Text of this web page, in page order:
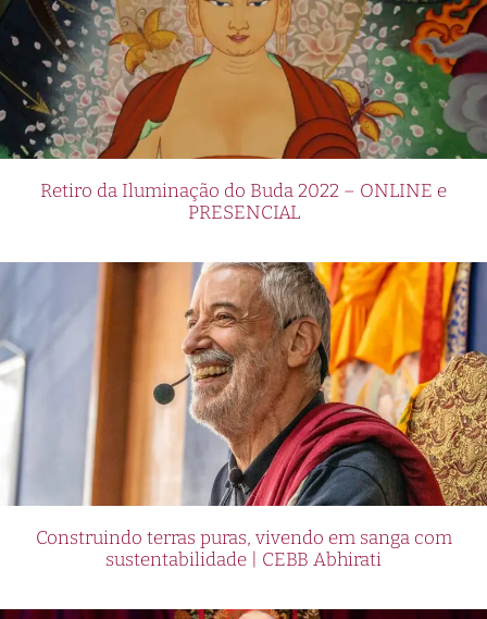
Retiro da Iluminação do Buda 2022 – ONLINE e
PRESENCIAL
Construindo terras puras, vivendo em sanga com
sustentabilidade | CEBB Abhirati